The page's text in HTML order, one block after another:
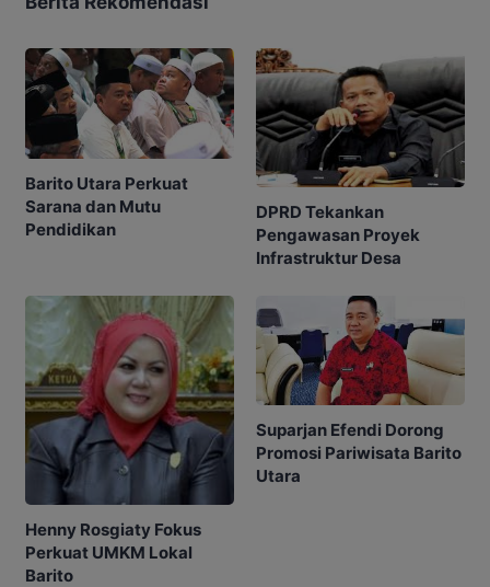
Barito Utara Perkuat
Sarana dan Mutu
Pendidikan
DPRD Tekankan
Pengawasan Proyek
Infrastruktur Desa
Henny Rosgiaty Fokus
Perkuat UMKM Lokal
Barito
Suparjan Efendi Dorong
Promosi Pariwisata Barito
Utara